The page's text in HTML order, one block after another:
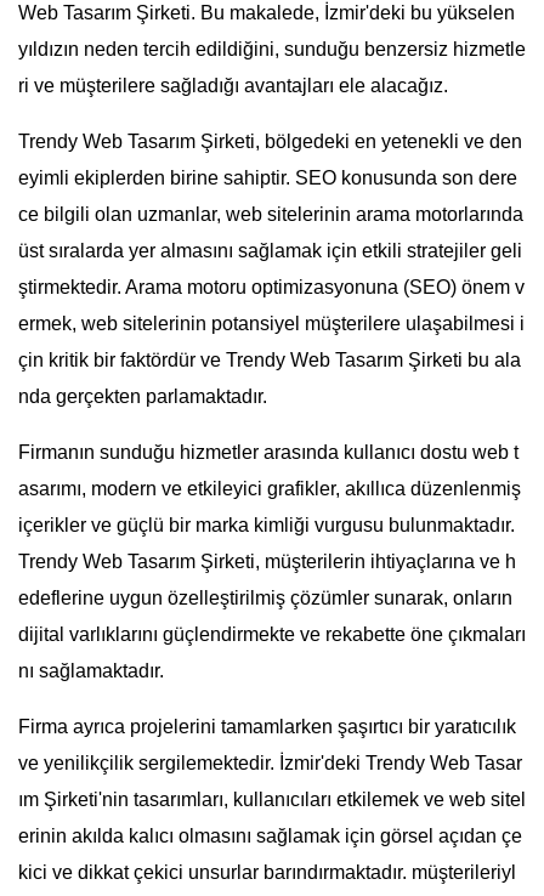
Web Tasarım Şirketi. Bu makalede, İzmir'deki bu yükselen
yıldızın neden tercih edildiğini, sunduğu benzersiz hizmetle
ri ve müşterilere sağladığı avantajları ele alacağız.
Trendy Web Tasarım Şirketi, bölgedeki en yetenekli ve den
eyimli ekiplerden birine sahiptir. SEO konusunda son dere
ce bilgili olan uzmanlar, web sitelerinin arama motorlarında
üst sıralarda yer almasını sağlamak için etkili stratejiler geli
ştirmektedir. Arama motoru optimizasyonuna (SEO) önem v
ermek, web sitelerinin potansiyel müşterilere ulaşabilmesi i
çin kritik bir faktördür ve Trendy Web Tasarım Şirketi bu ala
nda gerçekten parlamaktadır.
Firmanın sunduğu hizmetler arasında kullanıcı dostu web t
asarımı, modern ve etkileyici grafikler, akıllıca düzenlenmiş
içerikler ve güçlü bir marka kimliği vurgusu bulunmaktadır.
Trendy Web Tasarım Şirketi, müşterilerin ihtiyaçlarına ve h
edeflerine uygun özelleştirilmiş çözümler sunarak, onların
dijital varlıklarını güçlendirmekte ve rekabette öne çıkmaları
nı sağlamaktadır.
Firma ayrıca projelerini tamamlarken şaşırtıcı bir yaratıcılık
ve yenilikçilik sergilemektedir. İzmir'deki Trendy Web Tasar
ım Şirketi'nin tasarımları, kullanıcıları etkilemek ve web sitel
erinin akılda kalıcı olmasını sağlamak için görsel açıdan çe
kici ve dikkat çekici unsurlar barındırmaktadır. müşterileriyl